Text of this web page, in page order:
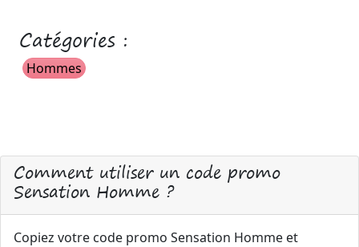
Catégories :
Hommes
Comment utiliser un code promo
Sensation Homme ?
Copiez votre code promo Sensation Homme et